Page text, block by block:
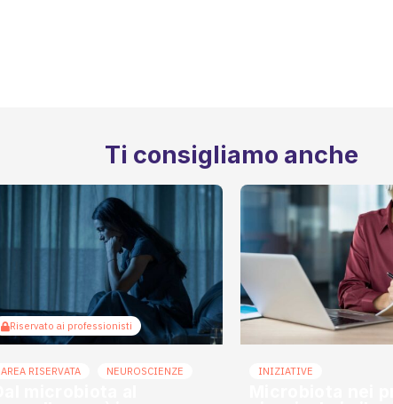
Ti consigliamo anche
Riservato ai professionisti
AREA RISERVATA NEUROSCIENZE INIZIATIVE